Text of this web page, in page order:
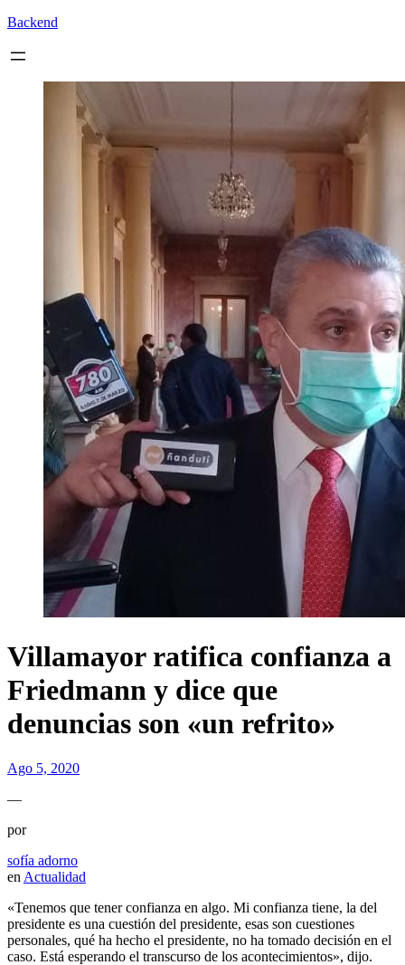
Backend
Villamayor ratifica confianza a
Friedmann y dice que
denuncias son «un refrito»
Ago 5, 2020
—
por
sofía adorno
en Actualidad
«Tenemos que tener confianza en algo. Mi confianza tiene, la del
presidente es una cuestión del presidente, esas son cuestiones
personales, qué ha hecho el presidente, no ha tomado decisión en el
caso. Está esperando el transcurso de los acontecimientos», dijo.